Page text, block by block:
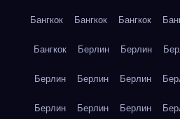
Бангкок Бангкок Бангкок
Бангкок Берлин Берлин
Берлин Берлин Берлин
Берлин Берлин Берлин